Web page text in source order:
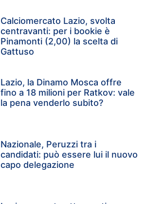
Calciomercato Lazio, svolta
centravanti: per i bookie è
Pinamonti (2,00) la scelta di
Gattuso
Lazio, la Dinamo Mosca offre
fino a 18 milioni per Ratkov: vale
la pena venderlo subito?
Nazionale, Peruzzi tra i
candidati: può essere lui il nuovo
capo delegazione